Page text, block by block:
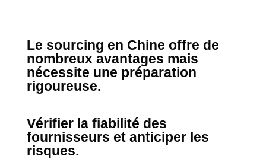
Le sourcing en Chine offre de
nombreux avantages mais
nécessite une préparation
rigoureuse.
Vérifier la fiabilité des
fournisseurs et anticiper les
risques.